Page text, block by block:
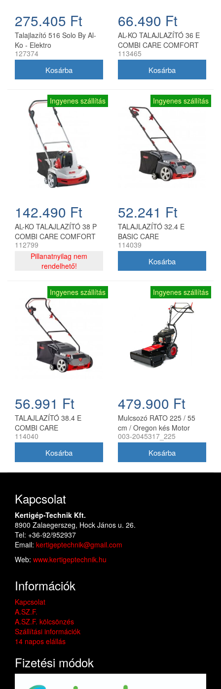
275.405 Ft
Talajlazító 516 Solo By Al-
Ko - Elektro
127374
66.490 Ft
AL-KO TALAJLAZÍTÓ 36 E
COMBI CARE COMFORT
113465
Ingyenes szállítás
142.490 Ft
AL-KO TALAJLAZÍTÓ 38 P
COMBI CARE COMFORT
112799
Pillanatnyilag nem
rendelhető!
Ingyenes szállítás
52.241 Ft
TALAJLAZÍTÓ 32.4 E
BASIC CARE
114039
Ingyenes szállítás
56.991 Ft
TALAJLAZÍTÓ 38.4 E
COMBI CARE
114040
Ingyenes szállítás
479.900 Ft
Mulcsozó RATO 225 / 55
cm / Oregon kés Motor
Jikov
003-2045317_225
Kapcsolat
Kertigép-Technik Kft.
8900 Zalaegerszeg, Hock János u. 26.
Tel: +36-92/952937
Email: kertigeptechnik@gmail.com
Web: www.kertigeptechnik.hu
Információk
Kapcsolat
A.SZ.F.
A.SZ.F. kölcsönzés
Szállítási információk
14 napos elállás
Fizetési módok